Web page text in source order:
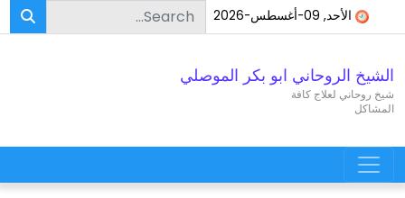
Skip to content
الأحد, 09-أغسطس-2026 Search for:
الشيخ الروحاني ابو بكر الموصلي
شيخ روحاني لعلاج كافة
المشاكل
Main Navigation